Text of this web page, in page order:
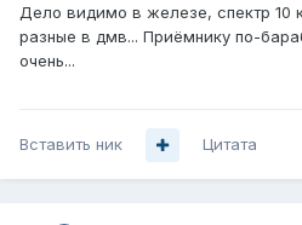
Дело видимо в железе, спектр 10
разные в дмв... Приёмнику по-
очень...
Вставить ник Цитата